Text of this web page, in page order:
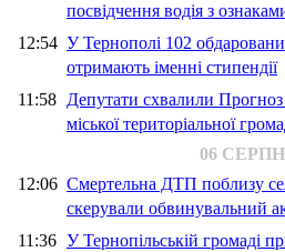
посвідчення водія з
12:54 У Тернополі 102
отримають іменні стипендії
11:58 Депутати схвалили
міської територіальної
06
12:06 Смертельна ДТП поблизу
скерували обвинувальний
11:36 У Тернопільській громаді